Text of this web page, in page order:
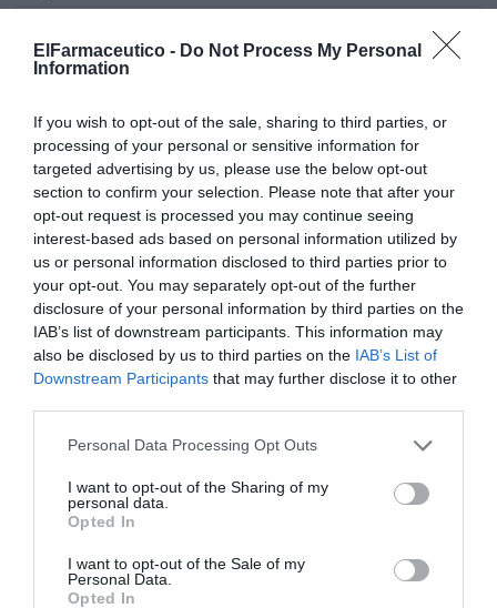
ElFarmaceutico - Do Not Process My Personal
Information
If you wish to opt-out of the sale, sharing to third parties, or
processing of your personal or sensitive information for
targeted advertising by us, please use the below opt-out
section to confirm your selection. Please note that after your
opt-out request is processed you may continue seeing
interest-based ads based on personal information utilized by
us or personal information disclosed to third parties prior to
your opt-out. You may separately opt-out of the further
disclosure of your personal information by third parties on the
IAB’s list of downstream participants. This information may
also be disclosed by us to third parties on the IAB’s List of
Downstream Participants that may further disclose it to other
Personal Data Processing Opt Outs
I want to opt-out of the Sharing of my
personal data.
Opted In
I want to opt-out of the Sale of my
Personal Data.
Opted In
apnea sueño
Destacados
La venta online de medicamentos
de uso humano: seguridad y
trazabilidad
DIGITAL Isabel Marín Moral 28/07/2026
Récord de comunicaciones para el
24 Congreso Nacional
Farmacéutico de Oviedo
NOTICIAS Y NOVEDADES Redacción 31/07/2026
La farmacia, un apoyo esencial en